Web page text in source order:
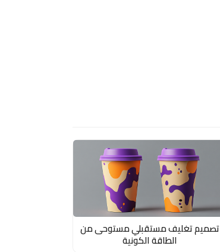
تصميم تغليف مستقبلي مستوحى من
الطاقة الكونية